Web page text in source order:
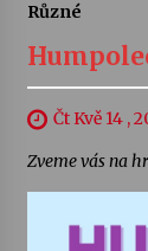
Různé
Čt Kvě 14 ,
Zveme vás na